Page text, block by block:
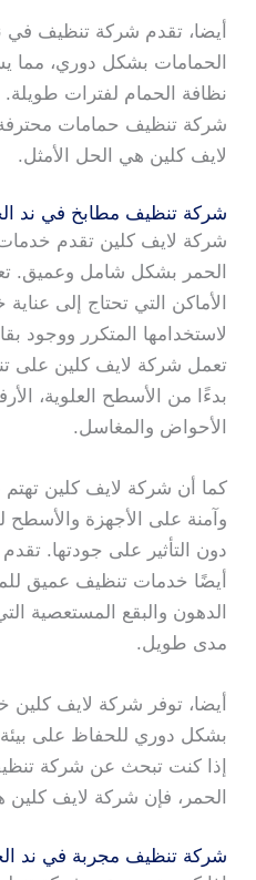
أيضا، تقدم شركة تنظيف في
الحمامات بشكل دوري، مما
نظافة الحمام لفترات
شركة تنظيف حمامات
لايف كلين هي الحل الأمثل.
شركة تنظيف مطابخ في ند
شركة لايف كلين تقدم
الحمر بشكل شامل وعميق.
الأماكن التي تحتاج إلى
لاستخدامها المتكرر ووجود
تعمل شركة لايف كلين على
بدءًا من الأسطح العلوية،
الأحواض والمغاسل.
كما أن شركة لايف كلين
وآمنة على الأجهزة
دون التأثير على جودتها.
أيضًا خدمات تنظيف عميق
الدهون والبقع المستعصية
مدى طويل.
أيضا، توفر شركة لايف
بشكل دوري للحفاظ على
إذا كنت تبحث عن شركة
الحمر، فإن شركة لايف كلين
شركة تنظيف مجربة في ند